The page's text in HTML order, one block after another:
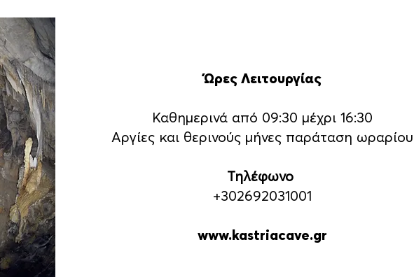
Ώρες Λειτουργίας
Καθημερινά από 09:30 μέχρι 16:30
Αργίες και θερινούς μήνες παράταση ωραρίου
Τηλέφωνο
+302692031001
www.kastriacave.gr